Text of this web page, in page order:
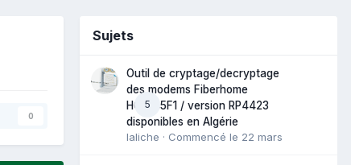
0
Sujets
5
Outil de cryptage/decryptage
des modems Fiberhome
HG6145F1 / version RP4423
disponibles en Algérie
laliche · Commencé le 22 mars